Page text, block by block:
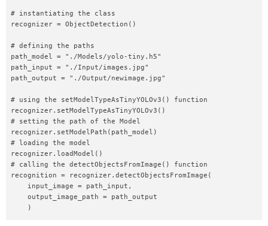
# instantiating the class
recognizer = ObjectDetection()
# defining the paths
path_model = "./Models/yolo-tiny.h5"
path_input = "./Input/images.jpg"
path_output = "./Output/newimage.jpg"
# using the setModelTypeAsTinyYOLOv3() function
recognizer.setModelTypeAsTinyYOLOv3()
# setting the path of the Model
recognizer.setModelPath(path_model)
# loading the model
recognizer.loadModel()
# calling the detectObjectsFromImage() function
recognition = recognizer.detectObjectsFromImage(